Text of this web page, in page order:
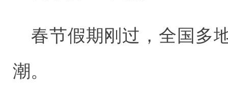
春节假期刚过，全国多
潮。